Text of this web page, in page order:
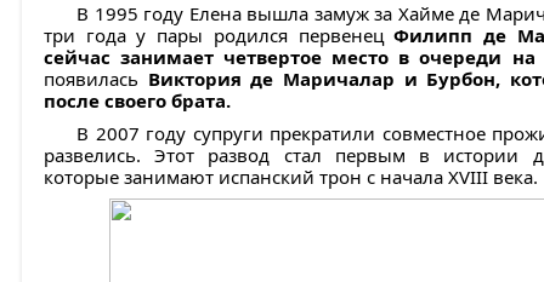
В 1995 году Елена вышла замуж за Хайме де
три года у пары родился первенецФилипп де
сейчас занимает четвертое место в очереди
появилась Виктория де Маричалар и Бурбон,
после своего брата.
В 2007 году супруги прекратили совместное
развелись. Этот развод стал первым в истории
которые занимают испанский трон с начала XVIII века.